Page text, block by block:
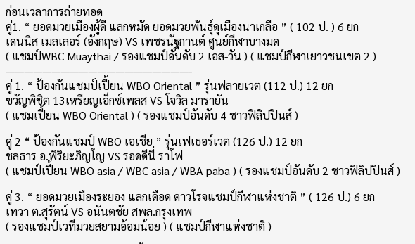
ก่อนเวลาการถ่ายทอด
คู่1. “ ยอดมวยเมืองผู้ดี แลกหมัด ยอดมวยพันธุ์ดุเมืองนาเกลือ ” ( 102 ป. ) 6 ยก
เดนนิส เมลเลอร์ (อังกฤษ) VS เพชรนัฐกานต์ ศูนย์กีฬาบางมด
( แชมป์WBC Muaythai / รองแชมป์อันดับ 2 เอส-วัน ) ( แชมป์กีฬาเยาวชนเขต 2 )
————————————————————-
คู่ 1. “ ป้องกันแชมป์เปี้ยน WBO Oriental ” รุ่นฟลายเวต (112 ป.) 12 ยก
ขวัญพิชิต 13เหรียญเอ็กซ์เพลส VS โจวิล มารายัน
( แชมเปี้ยน WBO Oriental ) ( รองแชมป์อันดับ 4 ชาวฟิลิปปินส์ )
คู่ 2 “ ป้องกันแชมป์ WBO เอเชีย ” รุ่นเฟเธอร์เวต (126 ป.) 12 ยก
ชลธาร อ.พิริยะภิญโญ VS รอดดีนี่ ราโฟ
( แชมป์เปี้ยน WBO asia / WBC asia / WBA paba ) ( รองแชมป์อันดับ 2 ชาวฟิลิปปินส์ )
คู่ 3. “ ยอดมวยเมืองระยอง แลกเดือด ดาวโรจแชมป์กีฬาแห่งชาติ ” ( 126 ป.) 6 ยก
เทวา ต.สุรัตน์ VS อนันตชัย สพล.กรุงเทพ
( รองแชมป์เวทีมวยสยามอ้อมน้อย ) ( แชมป์กีฬาแห่งชาติ )